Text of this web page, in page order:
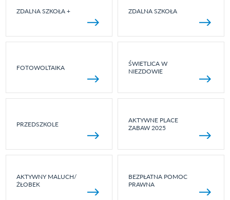
ZDALNA SZKOŁA + ZDALNA SZKOŁA
FOTOWOLTAIKA
ŚWIETLICA W
NIEZDOWIE
PRZEDSZKOLE
AKTYWNE PLACE
ZABAW 2025
AKTYWNY MALUCH/
ŻŁOBEK
BEZPŁATNA POMOC
PRAWNA